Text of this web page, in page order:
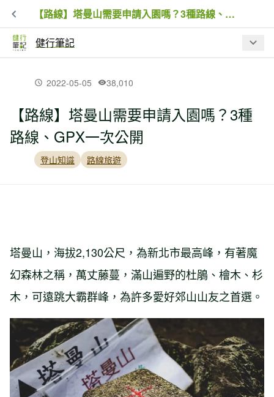
【路線】塔曼山需要申請入園嗎？3種路線、GPX一次公開
健行筆記
最新文章
【入園資訊】因應巴威颱風來襲，林業
保育署預警性休園、暫停開放資訊
屬限定商品同步開賣
2022-05-05 38,010
【路線】塔曼山需要申請入園嗎？3種
路線、GPX一次公開
登山知識 路線旅遊
塔曼山，海拔2,130公尺，為新北市最高峰，有著魔
幻森林之稱，萬丈藤蔓，滿山遍野的杜鵑、檜木、杉
木，可遠跳大霸群峰，為許多愛好郊山山友之首選。